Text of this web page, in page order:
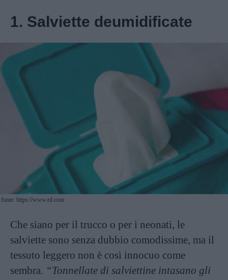
1. Salviette deumidificate
fonte: https://www.rd.com
Che siano per il trucco o per i neonati, le
salviette sono senza dubbio comodissime, ma il
tessuto leggero non è così innocuo come
sembra. “Tonnellate di salviettine intasano gli